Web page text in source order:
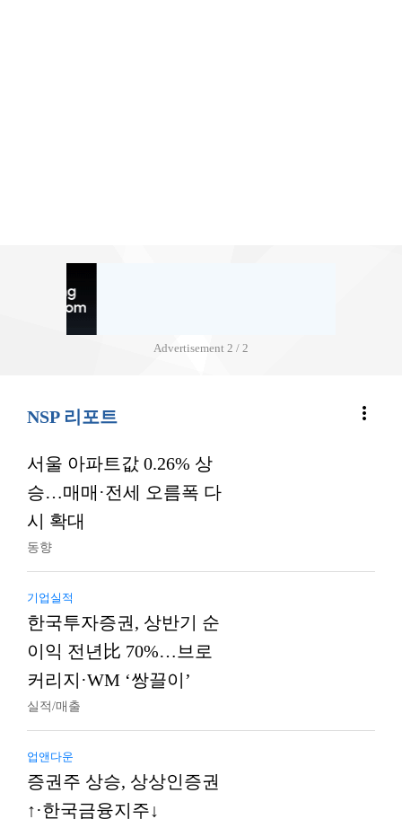
Advertisement 2 / 2
NSP 리포트 more_vert
서울 아파트값 0.26% 상
승…매매·전세 오름폭 다
시 확대
동향
기업실적
한국투자증권, 상반기 순
이익 전년比 70%…브로
커리지·WM ‘쌍끌이’
실적/매출
업앤다운
증권주 상승, 상상인증권
↑·한국금융지주↓